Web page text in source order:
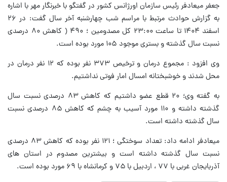
جعفر میعادفر رئیس سازمان اورژانس کشور در گفتگو با خبرنگار مهر با اشاره
به گزارش حوادث مرتبط با مراسم شب چهارشنبه آخر سال گفت: در ۲۶
اسفند ۱۴۰۴ تا ساعت ۲۳:۰۰ کل مصدومین ؛ ۴۹۰ ( کاهش ۸۰ درصدی
نسبت سال گذشته و بستری موجود ۱۰۵ مورد بوده‌ است.
وی افزود : مجموع درمان و ترخیص ۳۷۳ نفر بوده که ۱۲ نفر درمان در
محل شدند و خوشبختانه امسال امار فوتی نداشتیم.
به گفته وی؛ ۲۰ قطع عضو داشتیم که کاهش ۸۳ درصدی نسبت سال
گذشته داشته و ۱۱۰ مورد آسیب به چشم که کاهش ۸۵ درصدی نسبت
سال گذشته داشته است.
میعادفر ادامه داد: تعداد سوختگی ؛ ۱۲۱ نفر بوده که کاهش ۸۳ درصدی
نسبت سال گذشته داشته است و بیشترین مصدوم در استان های
آذربایجان غربی با ۷۷ ، اردبیل با ۷۵ و کرمانشاه با ۶۹ مورد بوده است.